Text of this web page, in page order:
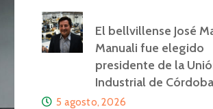
El bellvillense José
Manuali fue elegido
presidente de la
Industrial de Córdoba
5 agosto, 2026